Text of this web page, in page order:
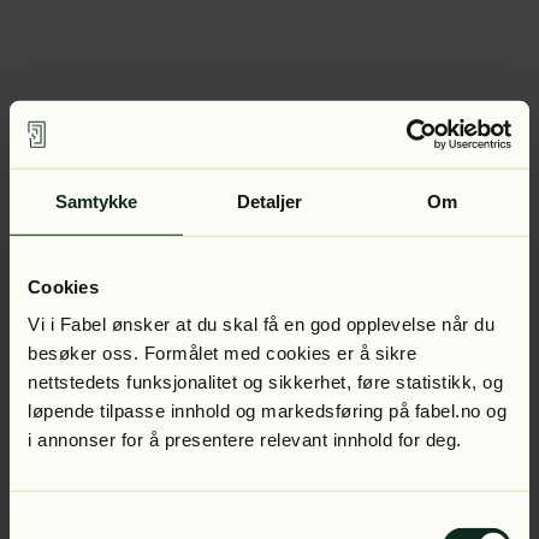
Samtykke Detaljer Om
Cookies
Vi i Fabel ønsker at du skal få en god opplevelse når du
besøker oss. Formålet med cookies er å sikre
nettstedets funksjonalitet og sikkerhet, føre statistikk, og
løpende tilpasse innhold og markedsføring på fabel.no og
i annonser for å presentere relevant innhold for deg.